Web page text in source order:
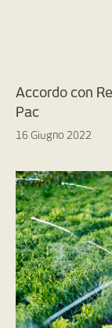
Accordo con
Pac
16 Giugno 2022